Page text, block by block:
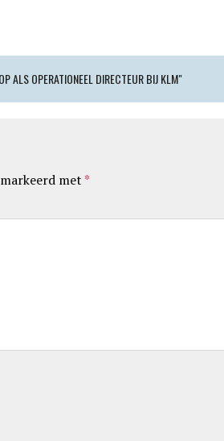
ALS OPERATIONEEL DIRECTEUR BIJ KLM"
met *